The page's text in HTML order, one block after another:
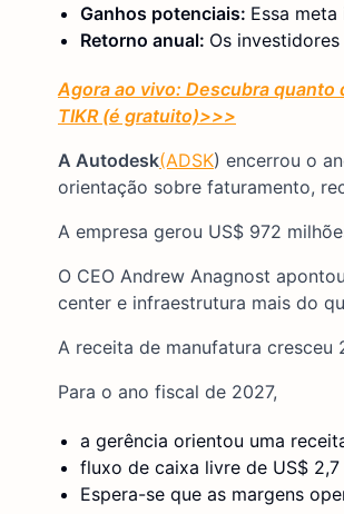
Ganhos potenciais: Essa
Retorno anual: Os
Agora ao vivo: Descubra
TIKR (é gratuito)>>>
A Autodesk(ADSK) encerrou o
orientação sobre faturamento,
A empresa gerou US$ 972
O CEO Andrew Anagnost
center e infraestrutura mais do
A receita de manufatura
Para o ano fiscal de 2027,
a gerência orientou uma
fluxo de caixa livre de US$
Espera-se que as margens